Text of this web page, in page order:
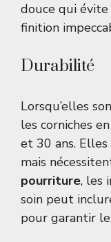
douce qui
finition
Durabilité
Lorsqu’elles
les corniches
et 30 ans.
mais
pourriture, les
soin peut
pour garantir